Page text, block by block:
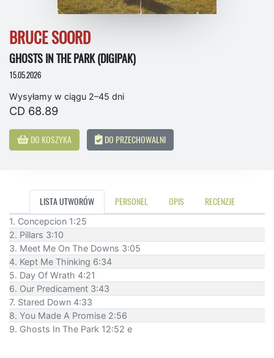
BRUCE SOORD
GHOSTS IN THE PARK (DIGIPAK)
15.05.2026
Wysyłamy w ciągu 2–45 dni
CD 68.89
DO KOSZYKA DO PRZECHOWALNI
LISTA UTWORÓW PERSONEL OPIS RECENZJE
1. Concepcion 1:25
2. Pillars 3:10
3. Meet Me On The Downs 3:05
4. Kept Me Thinking 6:34
5. Day Of Wrath 4:21
6. Our Predicament 3:43
7. Stared Down 4:33
8. You Made A Promise 2:56
9. Ghosts In The Park 12:52 e